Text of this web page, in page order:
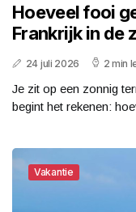
Hoeveel fooi
Frankrijk in de
24 juli 2026 2 min
Je zit op een zonnig
begint het rekenen:
Vakantie